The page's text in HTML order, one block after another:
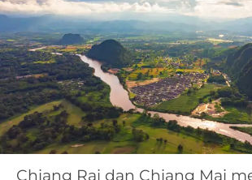
Chiang Rai dan Chiang Mai